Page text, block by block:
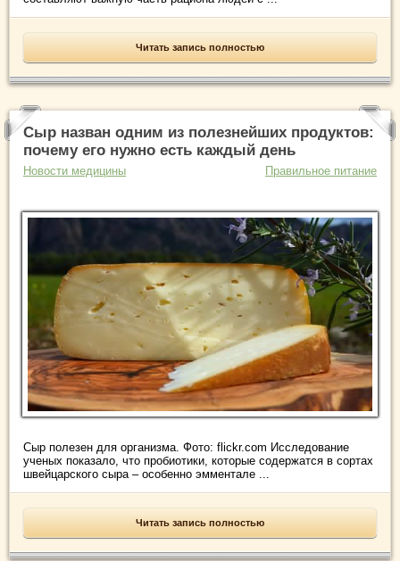
Читать запись полностью
Сыр назван одним из полезнейших продуктов:
почему его нужно есть каждый день
Новости медицины Правильное питание
Сыр полезен для организма. Фото: flickr.com Исследование
ученых показало, что пробиотики, которые содержатся в сортах
швейцарского сыра – особенно эмментале ...
Читать запись полностью